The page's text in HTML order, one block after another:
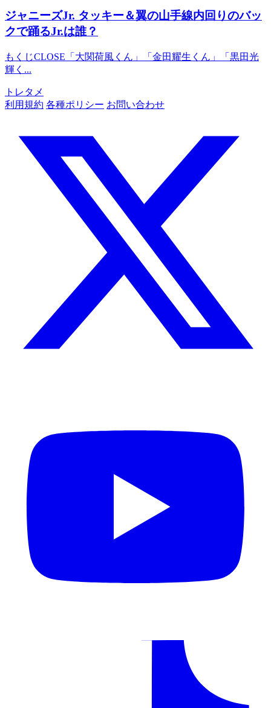
ジャニーズJr. タッキー＆翼の山手線内回りのバッ
クで踊るJr.は誰？
もくじCLOSE「大関荷風くん」「金田耀生くん」「黒田光
輝く...
トレタメ
利用規約 各種ポリシー お問い合わせ